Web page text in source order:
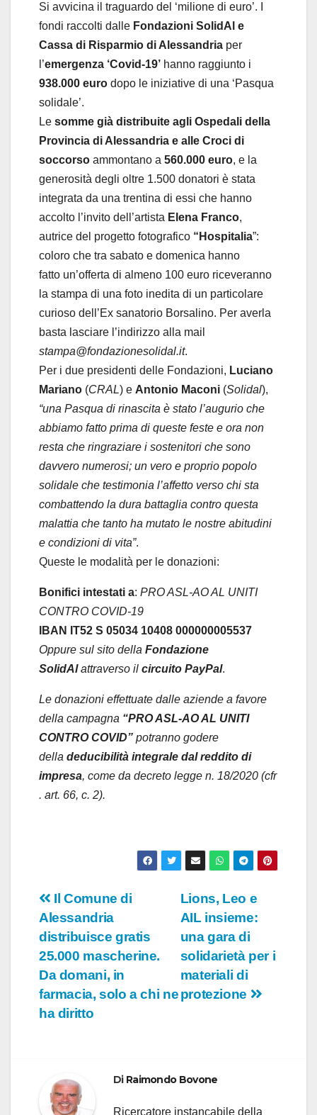
Si avvicina il traguardo del ‘milione di euro’. I
fondi raccolti dalle Fondazioni SolidAl e
Cassa di Risparmio di Alessandria per
l’emergenza ‘Covid-19’ hanno raggiunto i
938.000 euro dopo le iniziative di una ‘Pasqua
solidale’.
Le somme già distribuite agli Ospedali della
Provincia di Alessandria e alle Croci di
soccorso ammontano a 560.000 euro, e la
generosità degli oltre 1.500 donatori è stata
integrata da una trentina di essi che hanno
accolto l’invito dell’artista Elena Franco,
autrice del progetto fotografico “Hospitalia”:
coloro che tra sabato e domenica hanno
fatto un’offerta di almeno 100 euro riceveranno
la stampa di una foto inedita di un particolare
curioso dell’Ex sanatorio Borsalino. Per averla
basta lasciare l’indirizzo alla mail
stampa@fondazionesolidal.it.
Per i due presidenti delle Fondazioni, Luciano
Mariano (CRAL) e Antonio Maconi (Solidal),
“una Pasqua di rinascita è stato l’augurio che
abbiamo fatto prima di queste feste e ora non
resta che ringraziare i sostenitori che sono
davvero numerosi; un vero e proprio popolo
solidale che testimonia l’affetto verso chi sta
combattendo la dura battaglia contro questa
malattia che tanto ha mutato le nostre abitudini
e condizioni di vita”.
Queste le modalità per le donazioni:
Bonifici intestati a: PRO ASL-AO AL UNITI
CONTRO COVID-19
IBAN IT52 S 05034 10408 000000005537
Oppure sul sito della Fondazione
SolidAlattraverso il circuito PayPal.
Le donazioni effettuate dalle aziende a favore
della campagna “PRO ASL-AO AL UNITI
CONTRO COVID” potranno godere
della deducibilità integrale dal reddito di
impresa, come da decreto legge n. 18/2020 (cfr
. art. 66, c. 2).
Navigazione
articoli
Lions, Leo e
AIL insieme:
una gara di
solidarietà per i
materiali di
protezione
Il Comune di
Alessandria
distribuisce gratis
25.000 mascherine.
Da domani, in
farmacia, solo a chi ne
ha diritto
Di Raimondo Bovone
Ricercatore instancabile della